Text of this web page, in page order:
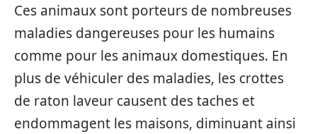
Ces animaux sont porteurs de nombreuses
maladies dangereuses pour les humains
comme pour les animaux domestiques. En
plus de véhiculer des maladies, les crottes
de raton laveur causent des taches et
endommagent les maisons, diminuant ainsi